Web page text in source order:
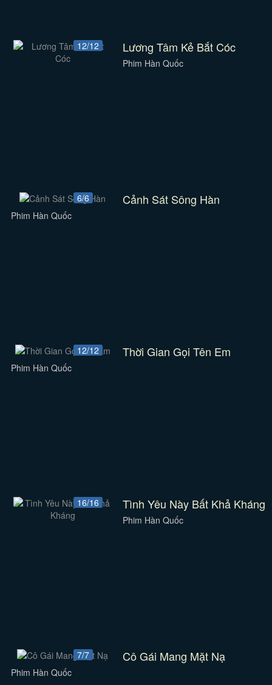
12/12 Lương Tâm Kẻ Bắt Cóc
Phim Hàn Quốc
6/6 Cảnh Sát Sông Hàn
Phim Hàn Quốc
12/12 Thời Gian Gọi Tên Em
Phim Hàn Quốc
16/16 Tình Yêu Này Bất Khả Kháng
Phim Hàn Quốc
7/7 Cô Gái Mang Mặt Nạ
Phim Hàn Quốc